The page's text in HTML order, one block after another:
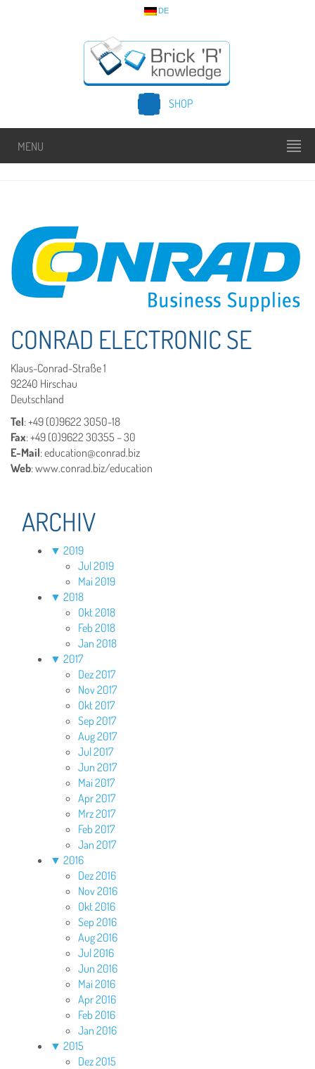
DE
SHOP
MENU
CONRAD ELECTRONIC SE
Klaus-Conrad-Straße 1
92240 Hirschau
Deutschland
Tel: +49 (0)9622 3050-18
Fax: +49 (0)9622 30355 – 30
E-Mail: education@conrad.biz
Web: www.conrad.biz/education
ARCHIV
▼ 2019
Jul 2019
Mai 2019
▼ 2018
Okt 2018
Feb 2018
Jan 2018
▼ 2017
Dez 2017
Nov 2017
Okt 2017
Sep 2017
Aug 2017
Jul 2017
Jun 2017
Mai 2017
Apr 2017
Mrz 2017
Feb 2017
Jan 2017
▼ 2016
Dez 2016
Nov 2016
Okt 2016
Sep 2016
Aug 2016
Jul 2016
Jun 2016
Mai 2016
Apr 2016
Feb 2016
Jan 2016
▼ 2015
Dez 2015